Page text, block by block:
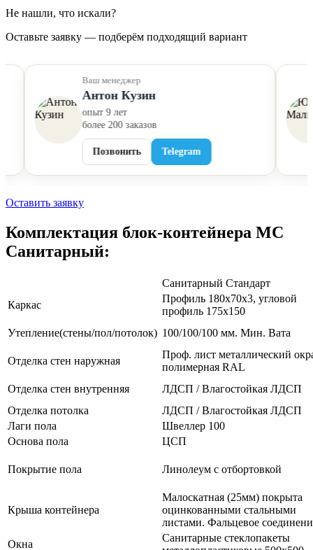
Не нашли, что искали?
Оставьте заявку — подберём подходящий вариант
Ваш менеджер
Антон Кузин
опыт 9 лет
более 200 заказов
Позвонить Telegram
Оставить заявку
Комплектация блок-контейнера МС
Санитарный:
Санитарный Стандарт
Каркас
Профиль 180х70х3, угловой
профиль 175х150
Утепление(стены/пол/потолок) 100/100/100 мм. Мин. Вата
Отделка стен наружная
Проф. лист металлический
полимерная RAL
Отделка стен внутренняя
ЛДСП / Влагостойкая ЛДСП
Отделка потолка
ЛДСП / Влагостойкая ЛДСП
Лаги пола
Швеллер 100
Основа пола
ЦСП
Покрытие пола Линолеум с отбортовкой
Крыша контейнера
Малоскатная (25мм) покрыта
оцинкованными стальными
листами. Фальцевое
Окна
Санитарные стеклопакеты